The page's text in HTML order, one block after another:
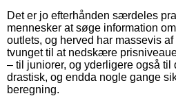
Det er jo efterhånden særdeles
mennesker at søge information
outlets, og herved har massevis
tvunget til at nedskære
– til juniorer, og yderligere også til
drastisk, og endda nogle gange
beregning.